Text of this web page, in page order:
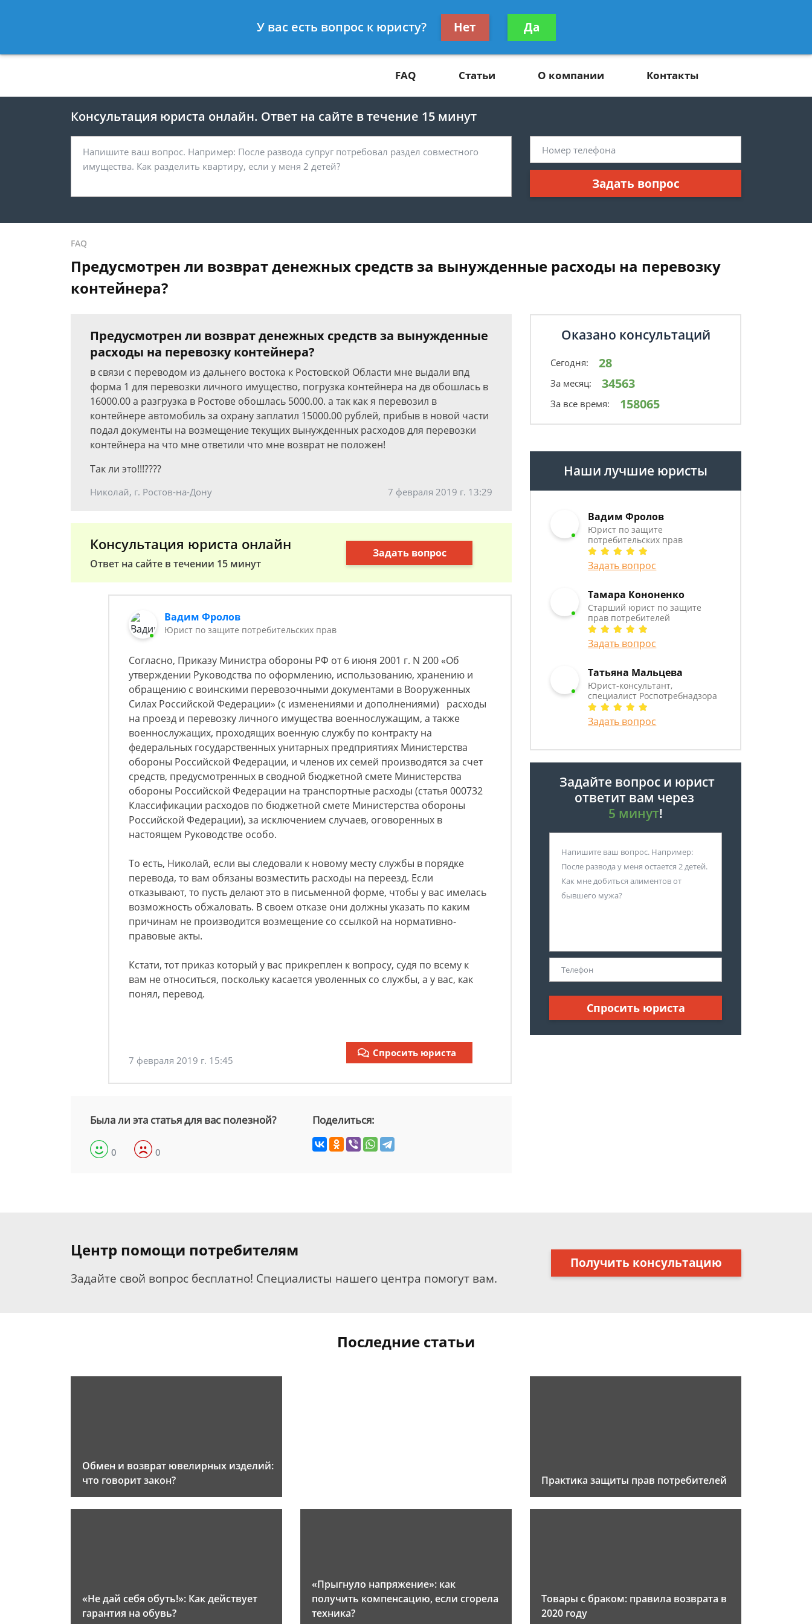
8 812 425-67-81
Получите консультацию
бесплатно
FAQ Статьи О компании Контакты
Консультация юриста онлайн. Ответ на сайте в течение 15 минут
Задать вопрос
FAQ
Предусмотрен ли возврат денежных средств за вынужденные расходы на перевозку
контейнера?
Предусмотрен ли возврат денежных средств за вынужденные
расходы на перевозку контейнера?
в связи с переводом из дальнего востока к Ростовской Области мне выдали впд
форма 1 для перевозки личного имущество, погрузка контейнера на дв обошлась в
16000.00 а разгрузка в Ростове обошлась 5000.00. а так как я перевозил в
контейнере автомобиль за охрану заплатил 15000.00 рублей, прибыв в новой части
подал документы на возмещение текущих вынужденных расходов для перевозки
контейнера на что мне ответили что мне возврат не положен!
Так ли это!!!????
Николай, г. Ростов-на-Дону 7 февраля 2019 г. 13:29
Консультация юриста онлайн
Ответ на сайте в течении 15 минут
Задать вопрос
Вадим Фролов
Юрист по защите потребительских прав
Согласно, Приказу Министра обороны РФ от 6 июня 2001 г. N 200 «Об
утверждении Руководства по оформлению, использованию, хранению и
обращению с воинскими перевозочными документами в Вооруженных
Силах Российской Федерации» (с изменениями и дополнениями) расходы
на проезд и перевозку личного имущества военнослужащим, а также
военнослужащих, проходящих военную службу по контракту на
федеральных государственных унитарных предприятиях Министерства
обороны Российской Федерации, и членов их семей производятся за счет
средств, предусмотренных в сводной бюджетной смете Министерства
обороны Российской Федерации на транспортные расходы (статья 000732
Классификации расходов по бюджетной смете Министерства обороны
Российской Федерации), за исключением случаев, оговоренных в
настоящем Руководстве особо.
То есть, Николай, если вы следовали к новому месту службы в порядке
перевода, то вам обязаны возместить расходы на переезд. Если
отказывают, то пусть делают это в письменной форме, чтобы у вас имелась
возможность обжаловать. В своем отказе они должны указать по каким
причинам не производится возмещение со ссылкой на нормативно-
правовые акты.
Кстати, тот приказ который у вас прикреплен к вопросу, судя по всему к
вам не относиться, поскольку касается уволенных со службы, а у вас, как
понял, перевод.
7 февраля 2019 г. 15:45
Спросить юриста
Была ли эта статья для вас полезной?
0 0
Поделиться:
Оказано консультаций
Сегодня: 28
За месяц: 34563
За все время: 158065
Наши лучшие юристы
Вадим Фролов
Юрист по защите
потребительских прав
Задать вопрос
Тамара Кононенко
Старший юрист по защите
прав потребителей
Задать вопрос
Татьяна Мальцева
Юрист-консультант,
специалист Роспотребнадзора
Задать вопрос
Задайте вопрос и юрист
ответит вам через
5 минут!
Спросить юриста
Центр помощи потребителям
Задайте свой вопрос бесплатно! Специалисты нашего центра помогут вам.
Получить консультацию
Последние статьи
Обмен и возврат ювелирных изделий:
что говорит закон?
Практика защиты прав потребителей
«Не дай себя обуть!»: Как действует
гарантия на обувь?
«Прыгнуло напряжение»: как
получить компенсацию, если сгорела
техника?
Товары с браком: правила возврата в
2020 году
У вас есть вопрос к юристу? Нет Да